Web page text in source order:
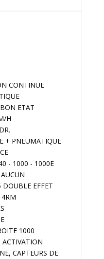
CONTINUE
ETAT
H
+ PNEUMATIQUE
- 1000 - 1000E
EFFET
1000
CAPTEURS DE